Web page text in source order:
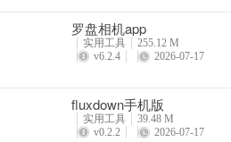
3、分身升级后，数据还在吗？
分身升级是基于旧分身，相当于覆盖安
4、为什么有的应用分身后启动不了？
部分应用可能有加固措施，分身宝未
罗盘相机app
实用工具
255.12 M
v6.2.4
2026-07-17
fluxdown手机版
实用工具
39.48 M
v0.2.2
2026-07-17